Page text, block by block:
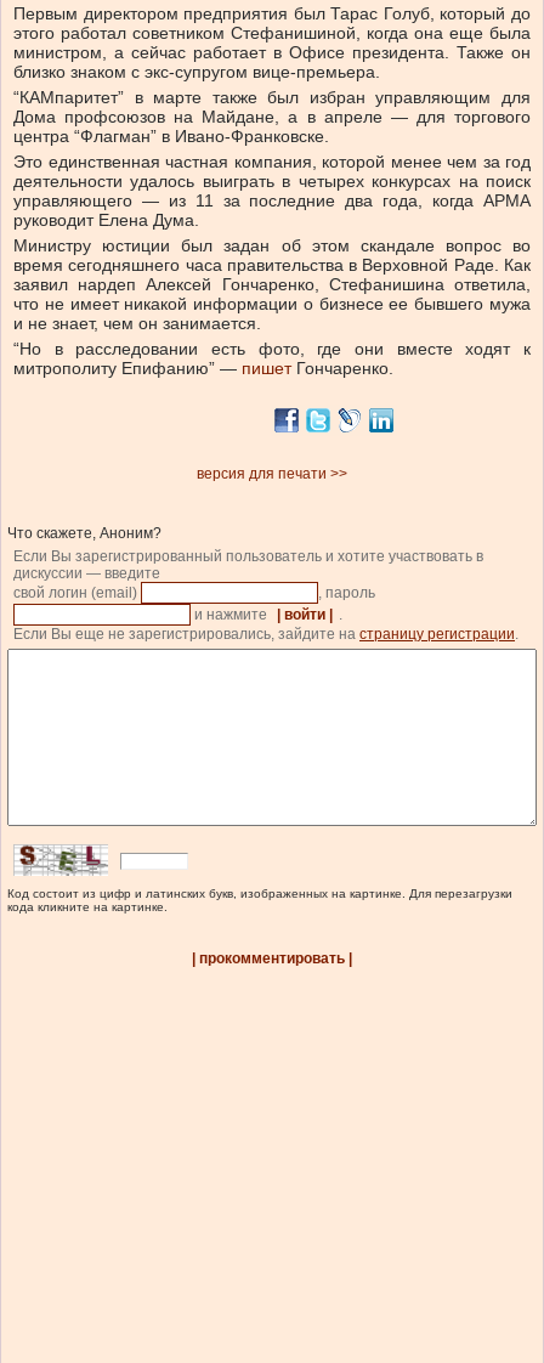
Первым директором предприятия был Тарас Голуб, который до
этого работал советником Стефанишиной, когда она еще была
министром, а сейчас работает в Офисе президента. Также он
близко знаком с экс-супругом вице-премьера.
“КАМпаритет” в марте также был избран управляющим для
Дома профсоюзов на Майдане, а в апреле — для торгового
центра “Флагман” в Ивано-Франковске.
Это единственная частная компания, которой менее чем за год
деятельности удалось выиграть в четырех конкурсах на поиск
управляющего — из 11 за последние два года, когда АРМА
руководит Елена Дума.
Министру юстиции был задан об этом скандале вопрос во
время сегодняшнего часа правительства в Верховной Раде. Как
заявил нардеп Алексей Гончаренко, Стефанишина ответила,
что не имеет никакой информации о бизнесе ее бывшего мужа
и не знает, чем он занимается.
“Но в расследовании есть фото, где они вместе ходят к
митрополиту Епифанию” — пишетГончаренко.
версия для печати >>
Что скажете, Аноним?
Если Вы зарегистрированный пользователь и хотите участвовать в
дискуссии — введите
свой логин (email)
, пароль
и нажмите
| войти |
.
Если Вы еще не зарегистрировались, зайдите на страницу регистрации.
Код состоит из цифр и латинских букв, изображенных на картинке. Для перезагрузки
кода кликните на картинке.
| прокомментировать |